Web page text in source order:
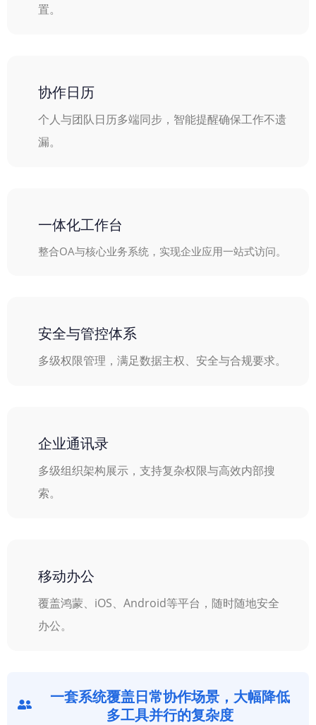
置。
协作日历
个人与团队日历多端同步，智能提醒确保工作不遗
漏。
一体化工作台
整合OA与核心业务系统，实现企业应用一站式访问。
安全与管控体系
多级权限管理，满足数据主权、安全与合规要求。
企业通讯录
多级组织架构展示，支持复杂权限与高效内部搜
索。
移动办公
覆盖鸿蒙、iOS、Android等平台，随时随地安全
办公。
一套系统覆盖日常协作场景，大幅降低
多工具并行的复杂度